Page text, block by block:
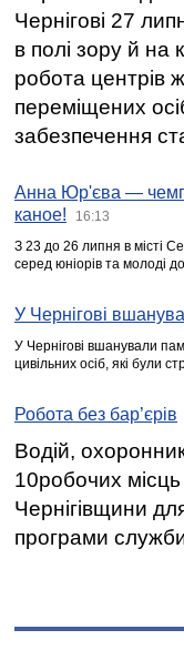
Чернігові 27
в полі зору й на
робота центрів
переміщених
забезпечення
Анна Юр'єва —
каное!
16:13
З 23 до 26 липня в місті
серед юніорів та молоді
У Чернігові
У Чернігові вшанували
цивільних осіб, які були
Робота без бар’єрів
Водій,
10робочих
Чернігівщини
програми